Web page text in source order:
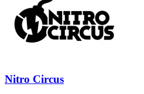
Nitro Circus